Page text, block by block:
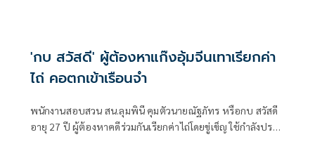
'กบ สวัสดี' ผู้ต้องหาแก๊งอุ้มจีนเทาเรียกค่า
ไถ่ คอตกเข้าเรือนจำ
พนักงานสอบสวน สน.ลุมพินี คุมตัวนายณัฐภัทร หรือกบ สวัสดี
อายุ 27 ปี ผู้ต้องหาคดีร่วมกันเรียกค่าไถ่โดยขู่เข็ญ ใช้กำลังประ